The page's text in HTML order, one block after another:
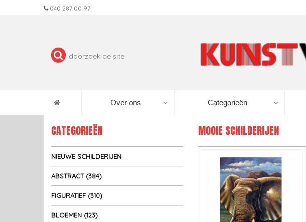
040 287 00 97
Over ons Categorieën
CATEGORIEËN
NIEUWE SCHILDERIJEN
ABSTRACT (384)
FIGURATIEF (310)
BLOEMEN (123)
MOOIE SCHILDERIJEN